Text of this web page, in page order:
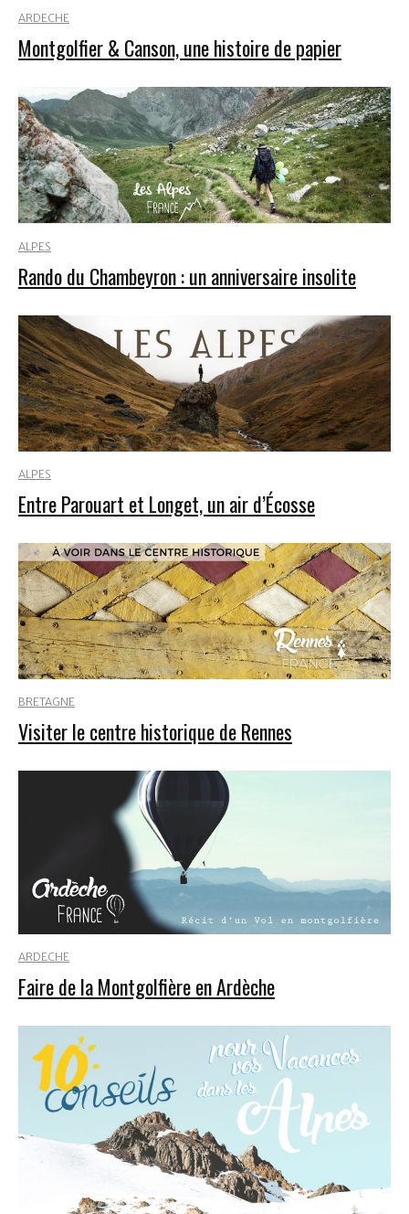
ARDECHE
Montgolfier & Canson, une histoire de papier
ALPES
Rando du Chambeyron : un anniversaire insolite
ALPES
Entre Parouart et Longet, un air d’Écosse
BRETAGNE
Visiter le centre historique de Rennes
ARDECHE
Faire de la Montgolfière en Ardèche